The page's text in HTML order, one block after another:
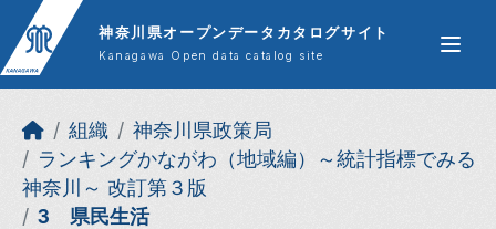
Skip to main content
神奈川県オープンデータカタログサイト
Kanagawa Open data catalog site
組織
神奈川県政策局
ランキングかながわ（地域編）～統計指標でみる
神奈川～ 改訂第３版
3 県民生活